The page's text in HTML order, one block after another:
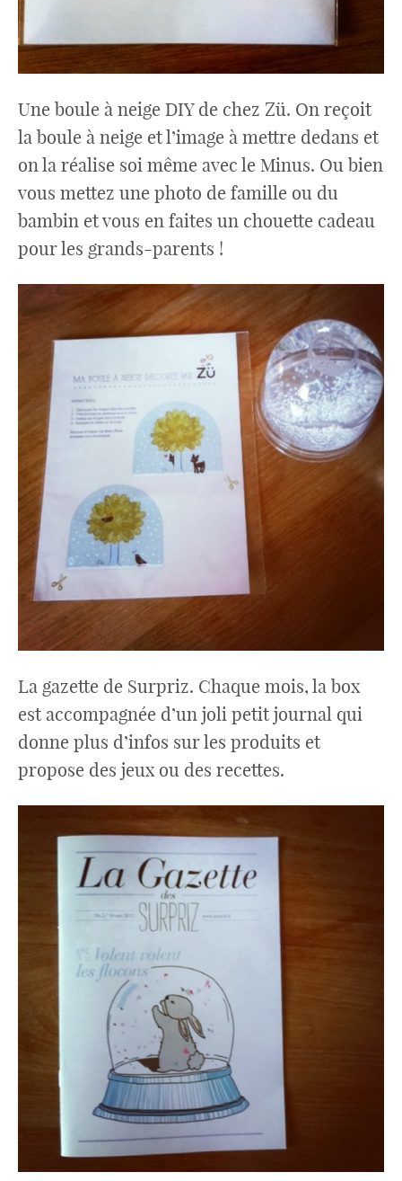
Une boule à neige DIY de chez Zü. On reçoit
la boule à neige et l’image à mettre dedans et
on la réalise soi même avec le Minus. Ou bien
vous mettez une photo de famille ou du
bambin et vous en faites un chouette cadeau
pour les grands-parents !
La gazette de Surpriz. Chaque mois, la box
est accompagnée d’un joli petit journal qui
donne plus d’infos sur les produits et
propose des jeux ou des recettes.